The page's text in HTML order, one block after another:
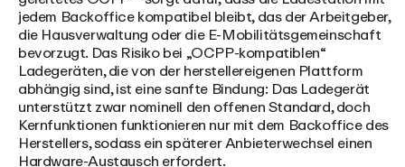
jedem Backoffice kompatibel bleibt, das der Arbeitgeber,
die Hausverwaltung oder die E-Mobilitätsgemeinschaft
bevorzugt. Das Risiko bei „OCPP-kompatiblen“
Ladegeräten, die von der herstellereigenen Plattform
abhängig sind, ist eine sanfte Bindung: Das Ladegerät
unterstützt zwar nominell den offenen Standard, doch
Kernfunktionen funktionieren nur mit dem Backoffice des
Herstellers, sodass ein späterer Anbieterwechsel einen
Hardware-Austausch erfordert.